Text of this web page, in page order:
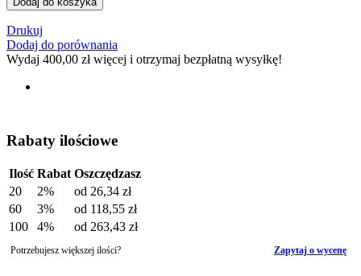
Drukuj
Dodaj do porównania
Wydaj 400,00 złwięcej i otrzymaj bezpłatną wysyłkę!
Rabaty ilościowe
Ilość Rabat Oszczędzasz
20
2% od 26,34 zł
60
3% od 118,55 zł
100
4% od 263,43 zł
Potrzebujesz większej ilości? Zapytaj o wycenę